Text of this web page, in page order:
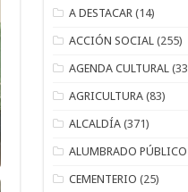
A DESTACAR (14)
ACCIÓN SOCIAL (255)
AGENDA CULTURAL
AGRICULTURA (83)
ALCALDÍA (371)
ALUMBRADO PÚBLICO
CEMENTERIO (25)